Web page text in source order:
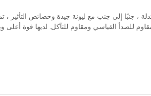
للصدأ القياسي ومقاوم للتآكل. لديها قوة أعلى